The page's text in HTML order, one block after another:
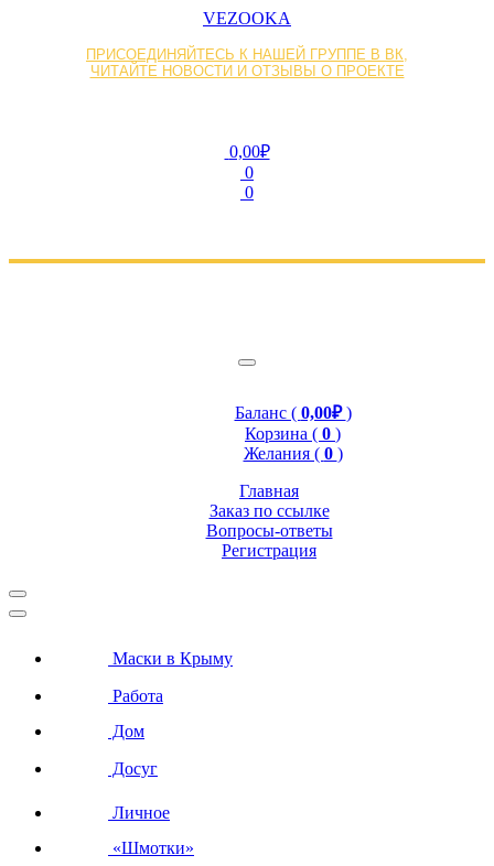
VEZOOKA
ПРИСОЕДИНЯЙТЕСЬ К НАШЕЙ ГРУППЕ В ВК,
ЧИТАЙТЕ НОВОСТИ И ОТЗЫВЫ О ПРОЕКТЕ
0,00₽
0
0
Баланс ( 0,00₽)
Корзина ( 0 )
Желания ( 0 )
Главная
Заказ по ссылке
Вопросы-ответы
Регистрация
Маски в Крыму
Работа
Дом
Досуг
Личное
«Шмотки»